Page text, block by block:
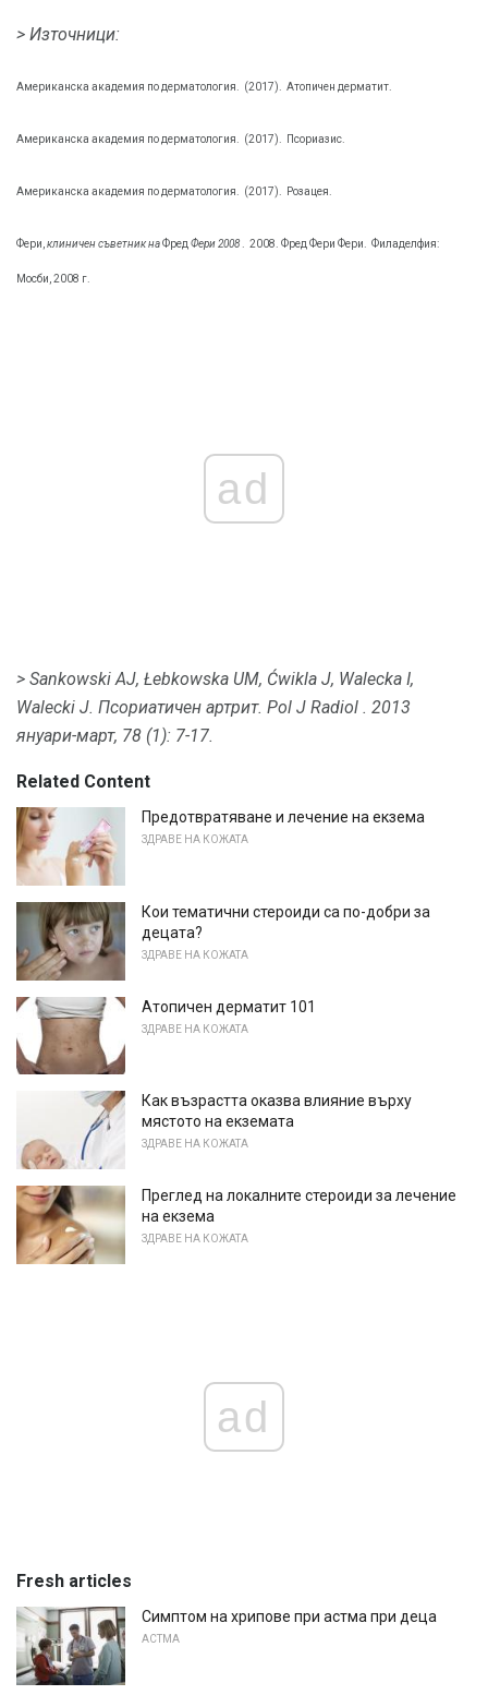
> Източници:
Американска академия по дерматология. (2017). Атопичен дерматит.
Американска академия по дерматология. (2017). Псориазис.
Американска академия по дерматология. (2017). Розацея.
Фери,клиничен съветник наФредФери 2008. 2008. Фред Фери Фери. Филаделфия:
Мосби, 2008 г.
ad
> Sankowski AJ, Łebkowska UM, Ćwikla J, Walecka I,
Walecki J. Псориатичен артрит. Pol J Radiol . 2013
януари-март, 78 (1): 7-17.
Related Content
Предотвратяване и лечение на екзема
ЗДРАВЕ НА КОЖАТА
Кои тематични стероиди са по-добри за
децата?
ЗДРАВЕ НА КОЖАТА
Атопичен дерматит 101
ЗДРАВЕ НА КОЖАТА
Как възрастта оказва влияние върху
мястото на екземата
ЗДРАВЕ НА КОЖАТА
Преглед на локалните стероиди за лечение
на екзема
ЗДРАВЕ НА КОЖАТА
ad
Fresh articles
Симптом на хрипове при астма при деца
АСТМА